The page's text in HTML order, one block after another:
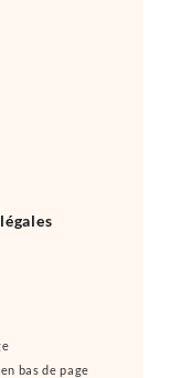
bas de page